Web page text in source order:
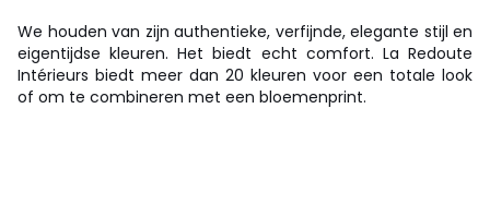
We houden van zijn authentieke, verfijnde, elegante stijl en
eigentijdse kleuren. Het biedt echt comfort. La Redoute
Intérieurs biedt meer dan 20 kleuren voor een totale look
of om te combineren met een bloemenprint.